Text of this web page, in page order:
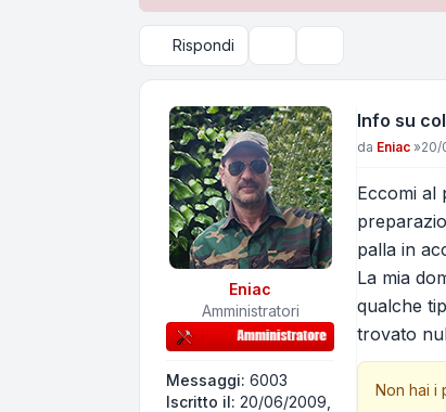
Rispondi
Eniac
Amministratori
Messaggi: 6003
Iscritto il: 20/06/2009,
Info su
Messaggio
da Eniac »20/
Eccomi al
palla in
La mia
qualche
trovato
Non hai i